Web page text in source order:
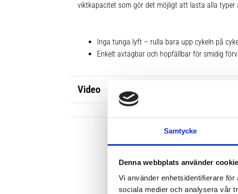
Samtycke
Denna webbplats använder
Vi använder enhetsidentifierare
sociala medier och analysera vår
viktkapacitet som gör det möjligt att lasta alla typer
Inga tunga lyft – rulla bara upp cykeln på
Enkelt avtagbar och hopfällbar för smidig
Video